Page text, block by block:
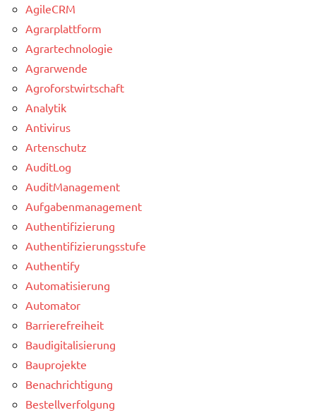
AgileCRM
Agrarplattform
Agrartechnologie
Agrarwende
Agroforstwirtschaft
Analytik
Antivirus
Artenschutz
AuditLog
AuditManagement
Aufgabenmanagement
Authentifizierung
Authentifizierungsstufe
Authentify
Automatisierung
Automator
Barrierefreiheit
Baudigitalisierung
Bauprojekte
Benachrichtigung
Bestellverfolgung